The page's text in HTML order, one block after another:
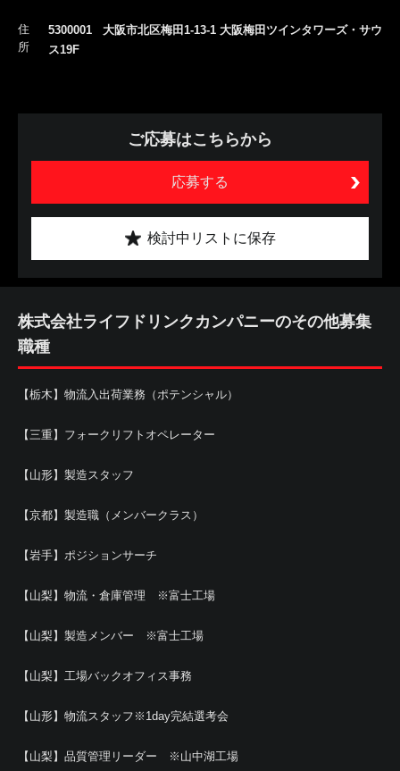
住
所
5300001 大阪市北区梅田1-13-1 大阪梅田ツインタワーズ・サウ
ス19F
ご応募はこちらから
応募する
検討中リストに保存
株式会社ライフドリンクカンパニーのその他募集
職種
【栃木】物流入出荷業務（ポテンシャル）
【三重】フォークリフトオペレーター
【山形】製造スタッフ
【京都】製造職（メンバークラス）
【岩手】ポジションサーチ
【山梨】物流・倉庫管理 ※富士工場
【山梨】製造メンバー ※富士工場
【山梨】工場バックオフィス事務
【山形】物流スタッフ※1day完結選考会
【山梨】品質管理リーダー ※山中湖工場